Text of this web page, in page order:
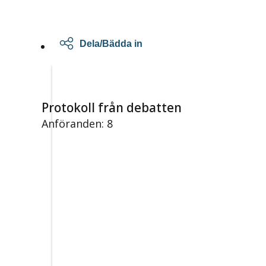
Dela/Bädda in
Protokoll från debatten
Anföranden: 8